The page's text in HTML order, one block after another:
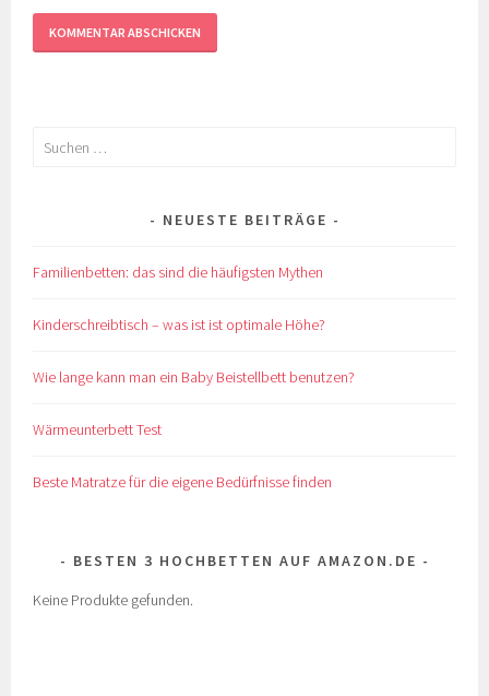
Suchen
NEUESTE BEITRÄGE
Familienbetten: das sind die häufigsten Mythen
Kinderschreibtisch – was ist ist optimale Höhe?
Wie lange kann man ein Baby Beistellbett benutzen?
Wärmeunterbett Test
Beste Matratze für die eigene Bedürfnisse finden
BESTEN 3 HOCHBETTEN AUF AMAZON.DE
Keine Produkte gefunden.